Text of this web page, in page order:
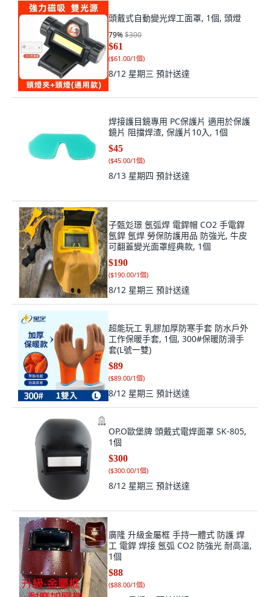
頭戴式自動變光焊工面罩, 1個, 頭燈
79%$300
$61
($61.00/1個)
8/12 星期三 預計送達
焊接護目鏡專用 PC保護片 適用於保護
鏡片 阻擋焊渣, 保護片10入, 1個
$45
($45.00/1個)
8/13 星期四 預計送達
子甄彣璟 氬弧焊 電銲帽 CO2 手電銲
氬銲 氬焊 勞保防護用品 防強光, 牛皮
可翻蓋變光面罩經典款, 1個
$190
($190.00/1個)
8/12 星期三 預計送達
超能玩工 乳膠加厚防寒手套 防水戶外
工作保暖手套, 1個, 300#保暖防滑手
套(L號一雙)
$89
($89.00/1個)
8/12 星期三 預計送達
OP.O歐堡牌 頭戴式電焊面罩 SK-805,
1個
$300
($300.00/1個)
8/12 星期三 預計送達
廣隆 升級金屬框 手持一體式 防護 焊
工 電銲 焊接 氬弧 CO2 防強光 耐高溫,
1個
$88
($88.00/1個)